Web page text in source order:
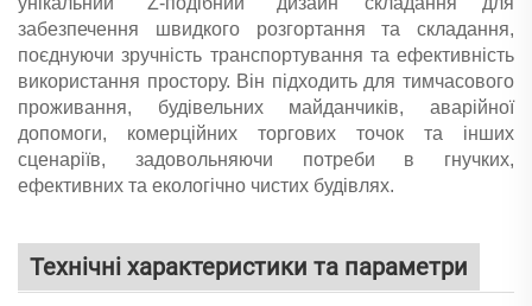
забезпечення швидкого розгортання та складання,
поєднуючи зручність транспортування та ефективність
використання простору. Він підходить для тимчасового
проживання, будівельних майданчиків, аварійної
допомоги, комерційних торгових точок та інших
сценаріїв, задовольняючи потреби в гнучких,
ефективних та екологічно чистих будівлях.
Технічні характеристики та параметри